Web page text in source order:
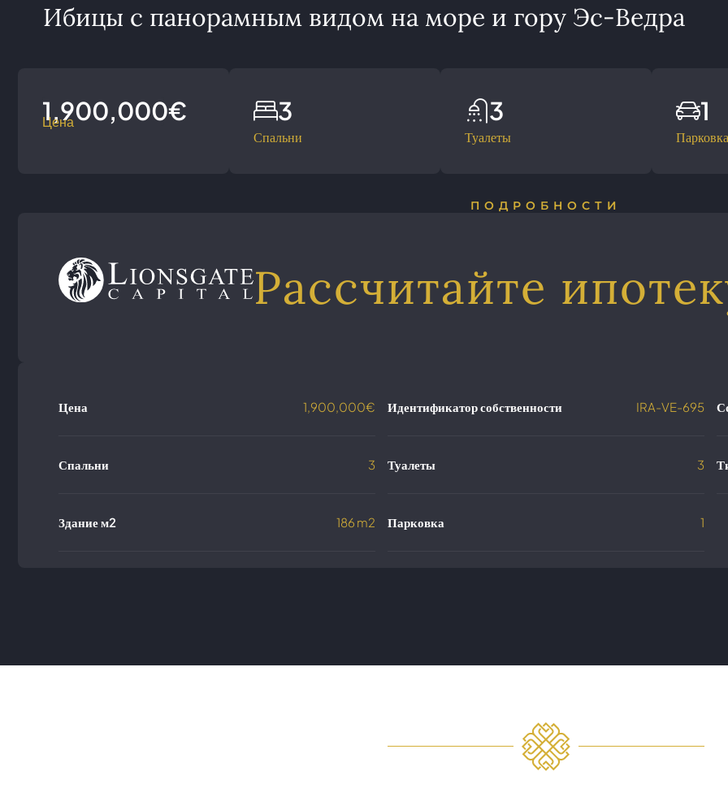
Ибицы с панорамным видом на море и гору Эс-Ведра
1,900,000€
Цена
Спальни
3
Туалеты
3
Парковка
1
ПОДРОБНОСТИ
Рассчитайте
Цена 1,900,000€
Спальни 3
Здание м2 186 m2
Идентификатор собственности IRA-VE-695
Туалеты 3
Парковка 1